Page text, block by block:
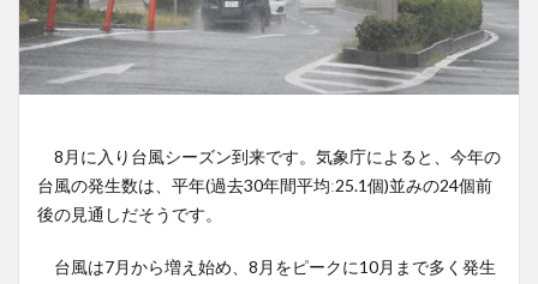
8月に入り台風シーズン到来です。気象庁によると、今年の
台風の発生数は、平年(過去30年間平均ː25.1個)並みの24個前
後の見通しだそうです。
台風は7月から増え始め、8月をピークに10月まで多く発生